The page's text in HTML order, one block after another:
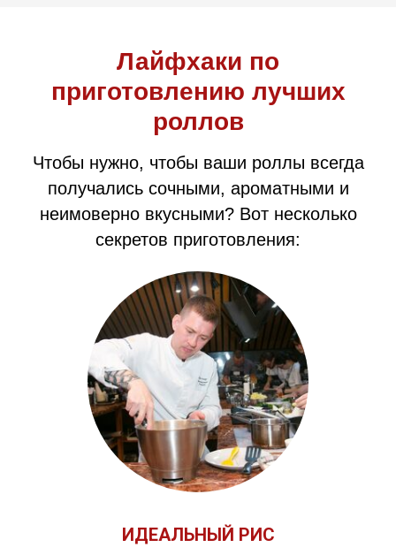
Лайфхаки по
приготовлению лучших
роллов
Чтобы нужно, чтобы ваши роллы всегда
получались сочными, ароматными и
неимоверно вкусными? Вот несколько
секретов приготовления:
ИДЕАЛЬНЫЙ РИС